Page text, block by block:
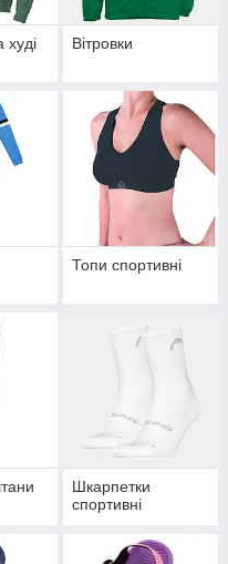
худі Вітровки
Топи спортивні
Шкарпетки
спортивні